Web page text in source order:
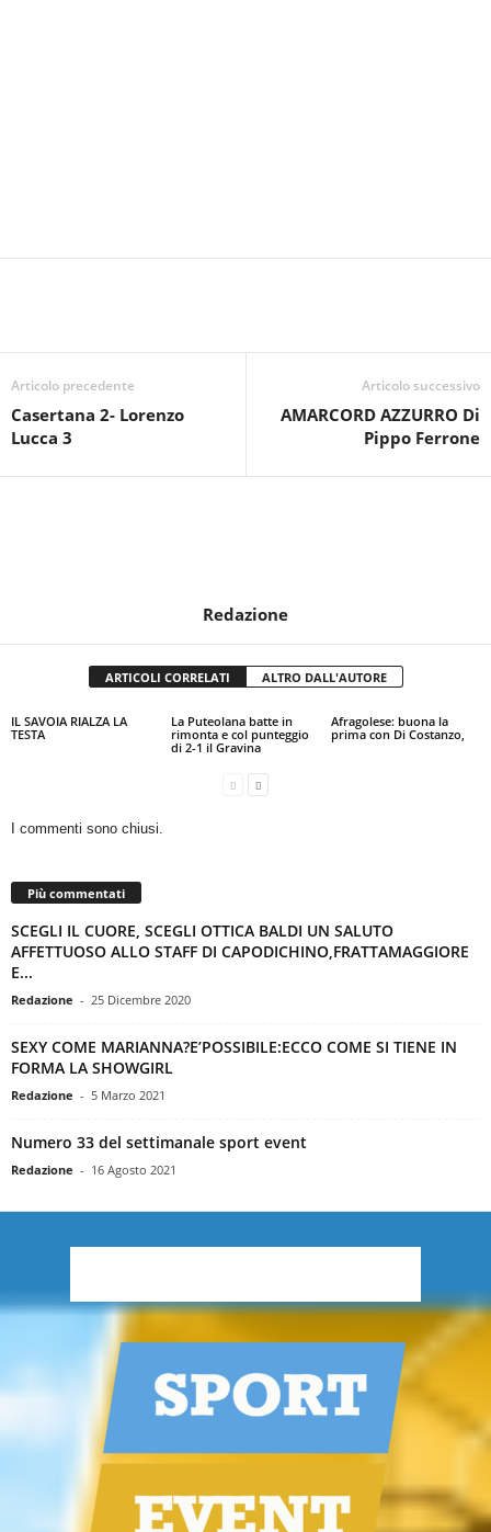
Articolo precedente
Casertana 2- Lorenzo
Lucca 3
Articolo successivo
AMARCORD AZZURRO Di
Pippo Ferrone
Redazione
ARTICOLI CORRELATI ALTRO DALL'AUTORE
IL SAVOIA RIALZA LA
TESTA
La Puteolana batte in
rimonta e col punteggio
di 2-1 il Gravina
Afragolese: buona la
prima con Di Costanzo,
I commenti sono chiusi.
Più commentati
SCEGLI IL CUORE, SCEGLI OTTICA BALDI UN SALUTO
AFFETTUOSO ALLO STAFF DI CAPODICHINO,FRATTAMAGGIORE
E...
Redazione - 25 Dicembre 2020
SEXY COME MARIANNA?E’POSSIBILE:ECCO COME SI TIENE IN
FORMA LA SHOWGIRL
Redazione - 5 Marzo 2021
Numero 33 del settimanale sport event
Redazione - 16 Agosto 2021